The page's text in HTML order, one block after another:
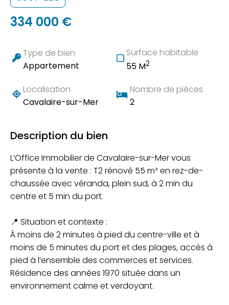
334 000 €
Type de bien
Appartement
Surface habitable
55 M2
Localisation
Cavalaire-sur-Mer
Nombre de pièces
2
Description du bien
L’Office Immobilier de Cavalaire-sur-Mer vous
présente à la vente : T2 rénové 55 m² en rez-de-
chaussée avec véranda, plein sud, à 2 min du
centre et 5 min du port.
📍 Situation et contexte :
À moins de 2 minutes à pied du centre-ville et à
moins de 5 minutes du port et des plages, accès à
pied à l’ensemble des commerces et services.
Résidence des années 1970 située dans un
environnement calme et verdoyant.